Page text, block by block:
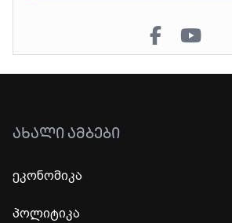
ᲐᲮᲐᲚᲘ ᲐᲛᲑᲔᲑᲘ
ეკონომიკა
პოლიტიკა